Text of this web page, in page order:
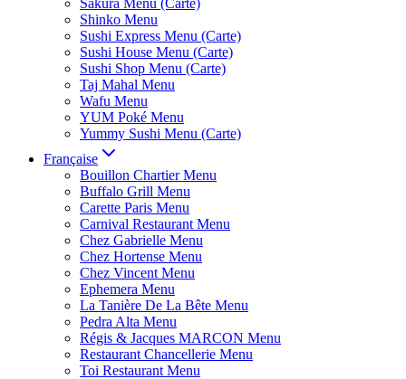
Sakura Menu (Carte)
Shinko Menu
Sushi Express Menu (Carte)
Sushi House Menu (Carte)
Sushi Shop Menu (Carte)
Taj Mahal Menu
Wafu Menu
YUM Poké Menu
Yummy Sushi Menu (Carte)
Française
Bouillon Chartier Menu
Buffalo Grill Menu
Carette Paris Menu
Carnival Restaurant Menu
Chez Gabrielle Menu
Chez Hortense Menu
Chez Vincent Menu
Ephemera Menu
La Tanière De La Bête Menu
Pedra Alta Menu
Régis & Jacques MARCON Menu
Restaurant Chancellerie Menu
Toi Restaurant Menu